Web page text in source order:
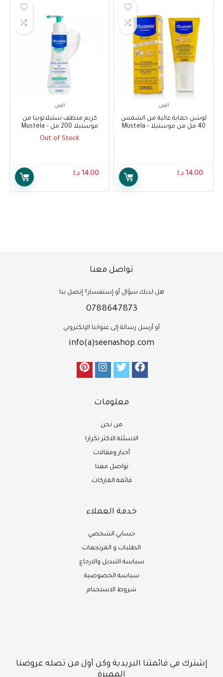
البيبي
لوشن حماية عالية من الشمس
40 مل من موستيلا – Mustela
14.00 د.ا
البيبي
كريم منظف ستيلاتوبيا من
موستيلا 200 مل – Mustela
Stelatopia Cleansing Cream
Out of Stock
14.00 د.ا
تواصل معنا
هل لديك سؤال أو إستفسار؟ إتصل بنا
0788647873
أو أرسل رسالة إلى عنواننا الإلكتروني
info(a)seenashop.com
معلومات
من نحن
الاسئلة الاكثر تكرارا
أخبار ومقالات
تواصل معنا
قائمة الماركات
خدمة العملاء
حسابي الشخصي
الطلبات و المرتجعات
سياسة التبديل والارجاع
سياسة الخصوصية
شروط الاستخدام
إشترك في قائمتنا البريدية وكن أول من تصله عروضنا
المميزة